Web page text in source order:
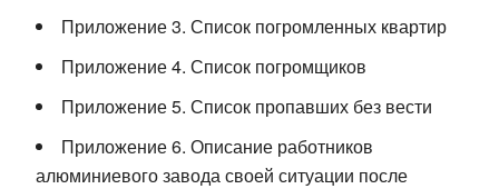
Приложение 3. Список погромленных квартир
Приложение 4. Список погромщиков
Приложение 5. Список пропавших без вести
Приложение 6. Описание работников
алюминиевого завода своей ситуации после